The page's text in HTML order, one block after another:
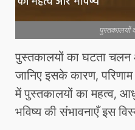
पुस्तकालयों
पुस्तकालयों का घटता
जानिए इसके कारण,
में पुस्तकालयों का महत्व,
भविष्य की संभावनाएँ इस